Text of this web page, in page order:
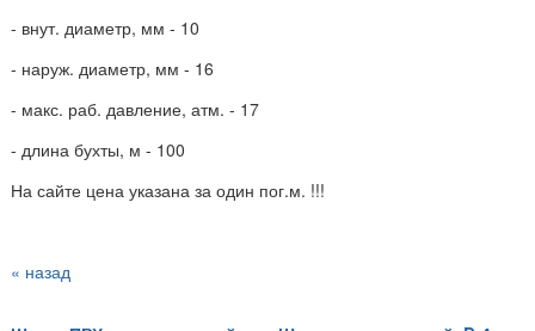
- внут. диаметр, мм - 10
- наруж. диаметр, мм - 16
- макс. раб. давление, атм. - 17
- длина бухты, м - 100
На сайте цена указана за один пог.м. !!!
« назад